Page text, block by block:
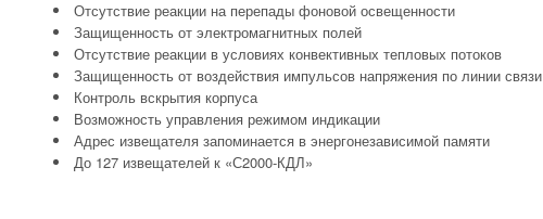
Отсутствие реакции на перепады фоновой освещенности
Защищенность от электромагнитных полей
Отсутствие реакции в условиях конвективных тепловых потоков
Защищенность от воздействия импульсов напряжения по линии связи
Контроль вскрытия корпуса
Возможность управления режимом индикации
Адрес извещателя запоминается в энергонезависимой памяти
До 127 извещателей к «С2000-КДЛ»